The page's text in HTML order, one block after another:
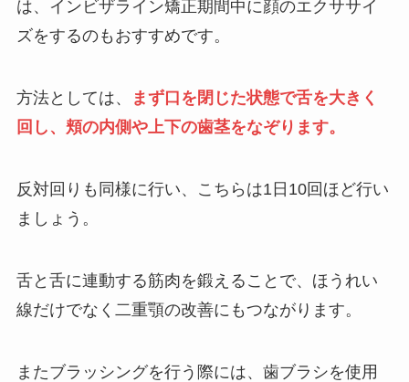
は、インビザライン矯正期間中に顔のエクササイ
ズをするのもおすすめです。
方法としては、
まず口を閉じた状態で舌を大きく
回し、頬の内側や上下の歯茎をなぞります。
反対回りも同様に行い、こちらは1日10回ほど行い
ましょう。
舌と舌に連動する筋肉を鍛えることで、ほうれい
線だけでなく二重顎の改善にもつながります。
またブラッシングを行う際には、歯ブラシを使用